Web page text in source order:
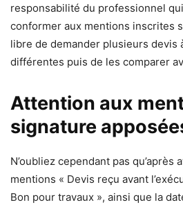
responsabilité du professionnel
conformer aux mentions inscrites
libre de demander plusieurs devis
différentes puis de les comparer
Attention aux
signature
N’oubliez cependant pas qu’après
mentions « Devis reçu avant
Bon pour travaux », ainsi que la